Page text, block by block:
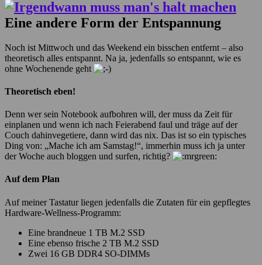
Eine andere Form der Entspannung
Noch ist Mittwoch und das Weekend ein bisschen entfernt – also
theoretisch alles entspannt. Na ja, jedenfalls so entspannt, wie es
ohne Wochenende geht
Theoretisch eben!
Denn wer sein Notebook aufbohren will, der muss da Zeit für
einplanen und wenn ich nach Feierabend faul und träge auf der
Couch dahinvegetiere, dann wird das nix. Das ist so ein typisches
Ding von: „Mache ich am Samstag!“, immerhin muss ich ja unter
der Woche auch bloggen und surfen, richtig?
Auf dem Plan
Auf meiner Tastatur liegen jedenfalls die Zutaten für ein gepflegtes
Hardware-Wellness-Programm:
Eine brandneue 1 TB M.2 SSD
Eine ebenso frische 2 TB M.2 SSD
Zwei 16 GB DDR4 SO-DIMMs